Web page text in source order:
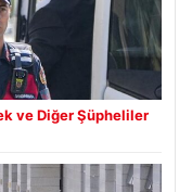
ve Diğer Şüpheliler